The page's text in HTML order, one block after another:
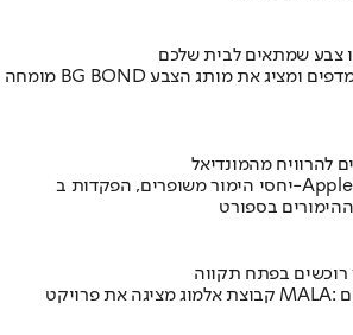
צבע שמתאים לבית שלכם
להרוויח מהמונדיאל
בספורט
בפתח תקווה
קבוצת אלמוג מציגה את פרויקט MALA: מגדלי הפרימיום האחרונים